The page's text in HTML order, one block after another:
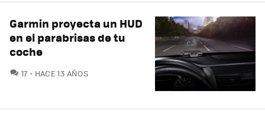
Garmin proyecta un HUD
en el parabrisas de tu
coche
17COMENTARIOS
HACE 13 AÑOS